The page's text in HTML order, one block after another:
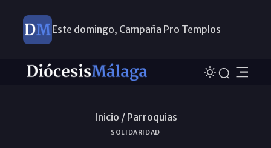
Este domingo, Campaña Pro Templos
Inicio / Parroquias
SOLIDARIDAD